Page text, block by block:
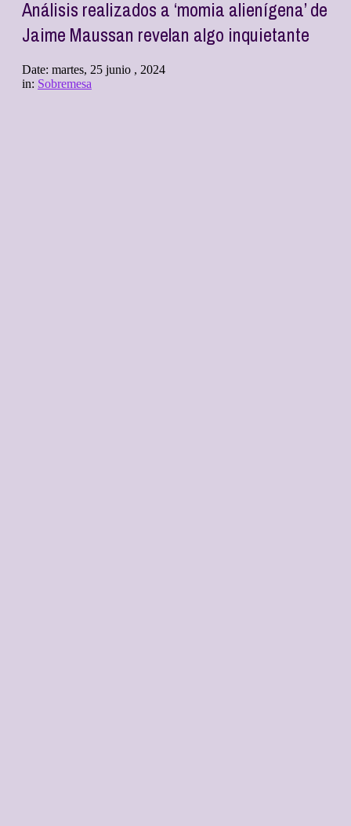
Análisis realizados a ‘momia alienígena’ de
Jaime Maussan revelan algo inquietante
Date: martes, 25 junio , 2024
in: Sobremesa